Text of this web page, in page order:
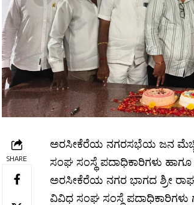
SHARE
ಅರಸೀಕೆರೆಯ ನಗರಸಭೆಯ ಜನ
ಸಂಘ ಸಂಸ್ಥೆ ಪದಾಧಿಕಾರಿಗಳು
ಅರಸೀಕೆರೆಯ ನಗರ ಭಾಗದ ಶ್ರೀ
ವಿವಿಧ ಸಂಘ ಸಂಸ್ಥೆ